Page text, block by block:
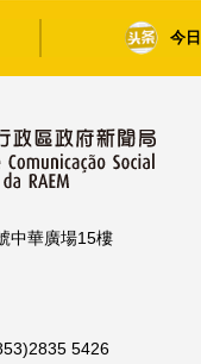
今
中華廣場15樓
5426